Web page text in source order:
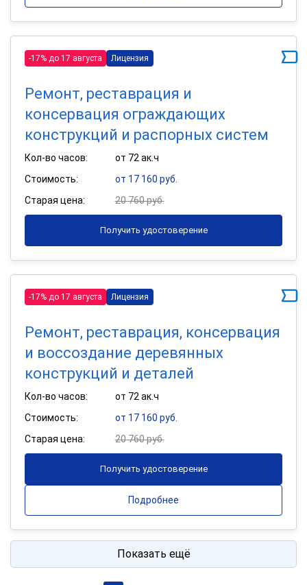
-17% до 17 августа Лицензия
Ремонт, реставрация и
консервация ограждающих
конструкций и распорных систем
Кол-во часов:
от 72 ак.ч
Стоимость:
от 17 160 руб.
Старая цена:
20 760 руб.
Получить удостоверение
-17% до 17 августа Лицензия
Ремонт, реставрация, консервация
и воссоздание деревянных
конструкций и деталей
Кол-во часов:
от 72 ак.ч
Стоимость:
от 17 160 руб.
Старая цена:
20 760 руб.
Получить удостоверение
Подробнее
Показать ещё